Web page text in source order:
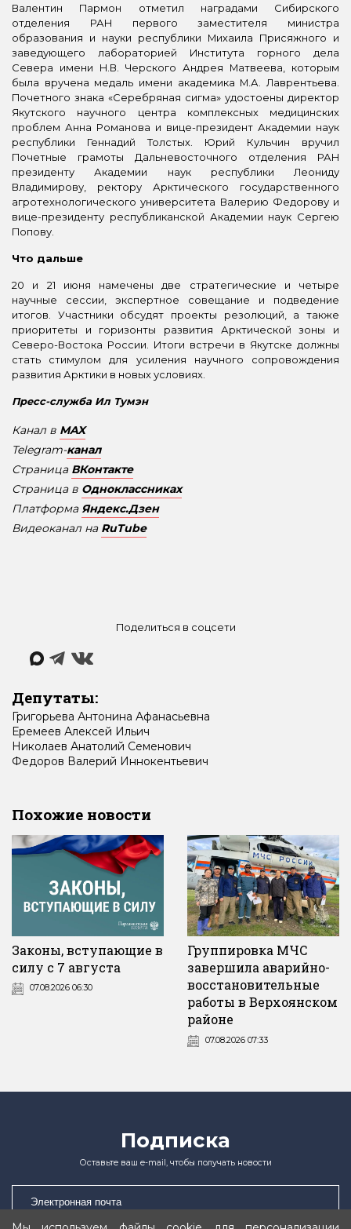
Валентин Пармон отметил наградами Сибирского
отделения РАН первого заместителя министра
образования и науки республики Михаила Присяжного и
заведующего лабораторией Института горного дела
Севера имени Н.В. Черского Андрея Матвеева, которым
была вручена медаль имени академика М.А. Лаврентьева.
Почетного знака «Серебряная сигма» удостоены директор
Якутского научного центра комплексных медицинских
проблем Анна Романова и вице-президент Академии наук
республики Геннадий Толстых. Юрий Кульчин вручил
Почетные грамоты Дальневосточного отделения РАН
президенту Академии наук республики Леониду
Владимирову, ректору Арктического государственного
агротехнологического университета Валерию Федорову и
вице-президенту республиканской Академии наук Сергею
Попову.
Что дальше
20 и 21 июня намечены две стратегические и четыре
научные сессии, экспертное совещание и подведение
итогов. Участники обсудят проекты резолюций, а также
приоритеты и горизонты развития Арктической зоны и
Северо-Востока России. Итоги встречи в Якутске должны
стать стимулом для усиления научного сопровождения
развития Арктики в новых условиях.
Пресс-служба Ил Тумэн
Канал в MAX
Telegram-канал
Страница ВКонтакте
Страница в Одноклассниках
Платформа Яндекс.Дзен
Видеоканал на RuTube
Поделиться в соцсети
Депутаты:
Григорьева Антонина Афанасьевна
Еремеев Алексей Ильич
Николаев Анатолий Семенович
Федоров Валерий Иннокентьевич
Похожие новости
Законы, вступающие в
силу с 7 августа
07.08.2026 06:30
Группировка МЧС
завершила аварийно-
восстановительные
работы в Верхоянском
районе
07.08.2026 07:33
Подписка
Оставьте ваш e-mail, чтобы получать новости